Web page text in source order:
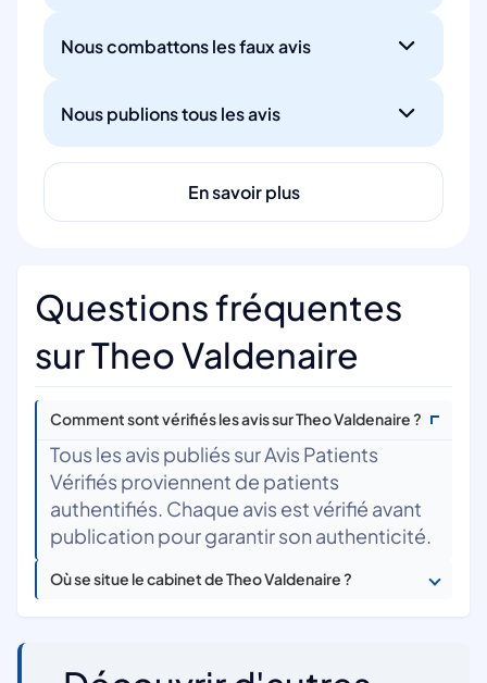
Nous combattons les faux avis
Nous publions tous les avis
En savoir plus
Questions fréquentes
sur Theo Valdenaire
Comment sont vérifiés les avis sur Theo Valdenaire ?
Tous les avis publiés sur Avis Patients
Vérifiés proviennent de patients
authentifiés. Chaque avis est vérifié avant
publication pour garantir son authenticité.
Où se situe le cabinet de Theo Valdenaire ?